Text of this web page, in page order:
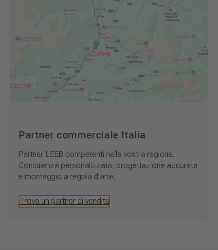
Partner commerciale Italia
Partner LEEB competenti nella vostra regione.
Consulenza personalizzata, progettazione accurata
e montaggio a regola d’arte.
Trova un partner di vendita